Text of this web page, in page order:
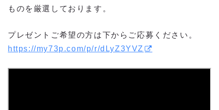
ものを厳選しております。
プレゼントご希望の方は下からご応募ください。
https://my73p.com/p/r/dLyZ3YVZ